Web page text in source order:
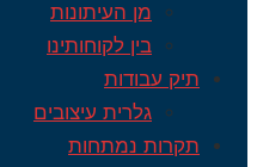
מן העיתונות
בין לקוחותינו
תיק עבודות
גלרית עיצובים
תקרות נמתחות